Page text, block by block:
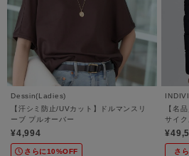
Dessin(Ladies)
【汗シミ防止/UVカット】ドルマンスリ
ーブ プルオーバー
¥4,994
さらに10%OFF
INDIVI
【名
サイク
さ